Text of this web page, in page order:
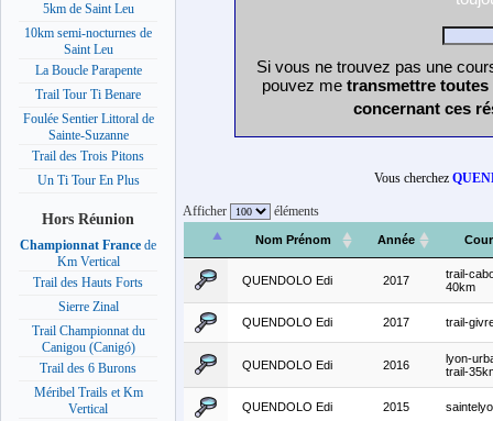
5km de Saint Leu
10km semi-nocturnes de
Saint Leu
La Boucle Parapente
Trail Tour Ti Benare
Foulée Sentier Littoral de
Sainte-Suzanne
Trail des Trois Pitons
Un Ti Tour En Plus
Hors Réunion
Championnat France de
Km Vertical
Trail des Hauts Forts
Sierre Zinal
Trail Championnat du
Canigou (Canigó)
Trail des 6 Burons
Méribel Trails et Km
Vertical
Si vous ne trouvez pas une
pouvez me transmettre
concernant ces
Vous cherchez
Afficher éléments
Nom Prénom Année
QUENDOLO Edi 2017
trail-
40km
QUENDOLO Edi 2017 trail-
QUENDOLO Edi 2016
lyon-
trail-
QUENDOLO Edi 2015